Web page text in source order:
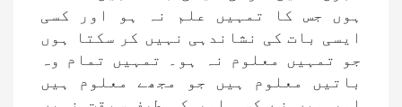
ہوں جس کا تمہیں علم نہ ہو اور کسی
ایسی بات کی نشاندہی نہیں کر سکتا ہوں
جو تمہیں معلوم نہ ہو۔ تمہیں تمام وہ
باتیں معلوم ہیں جو مجھے معلوم ہیں